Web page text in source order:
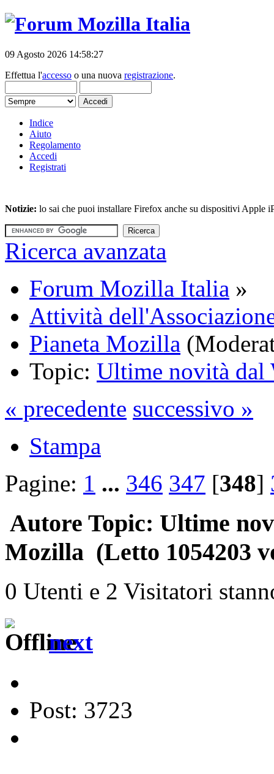
09 Agosto 2026 14:58:27
Effettua l'accesso o una nuova registrazione.
Indice
Aiuto
Regolamento
Accedi
Registrati
Notizie: lo sai che puoi installare Firefox anche su dispositivi Apple
Ricerca avanzata
Forum Mozilla Italia »
Attività
Pianeta Mozilla
Topic: Ultime novità dal
« precedente successivo »
Stampa
Pagine: 1 ... 346 347 [348]
Autore Topic: Ultime
Mozilla (Letto 1054203
0 Utenti e 2 Visitatori
next
Post: 3723